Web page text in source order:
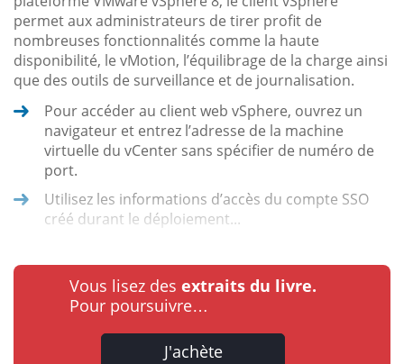
permet aux administrateurs de tirer profit de
nombreuses fonctionnalités comme la haute
disponibilité, le vMotion, l’équilibrage de la charge ainsi
que des outils de surveillance et de journalisation.
Pour accéder au client web vSphere, ouvrez un
navigateur et entrez l’adresse de la machine
virtuelle du vCenter sans spécifier de numéro de
port.
Utilisez les informations d’accès du compte SSO
créé durant le déploiement...
Vous lisez des extraits du livre.
Pour poursuivre…
J'achète